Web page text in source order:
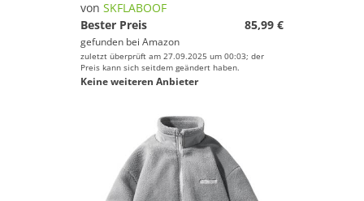
von SKFLABOOF
Bester Preis
85,99 €
gefunden bei Amazon
zuletzt überprüft am 27.09.2025 um 00:03; der
Preis kann sich seitdem geändert haben.
Keine weiteren Anbieter